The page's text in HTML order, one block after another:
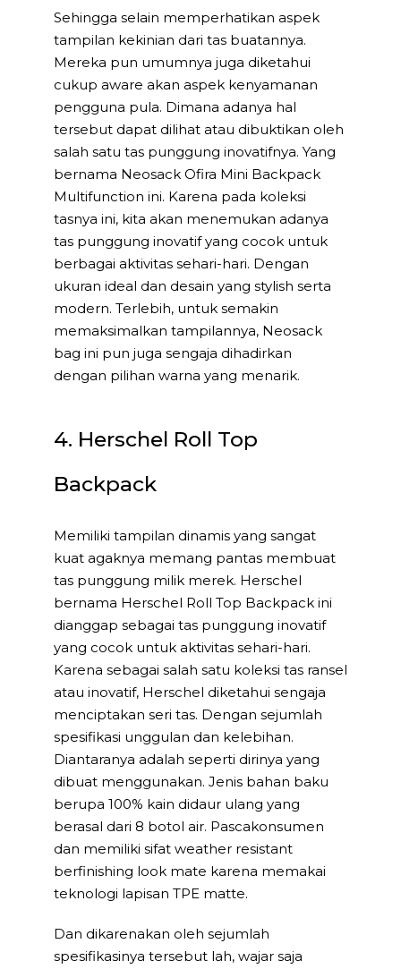
Sehingga selain memperhatikan aspek
tampilan kekinian dari tas buatannya.
Mereka pun umumnya juga diketahui
cukup aware akan aspek kenyamanan
pengguna pula. Dimana adanya hal
tersebut dapat dilihat atau dibuktikan oleh
salah satu tas punggung inovatifnya. Yang
bernama Neosack Ofira Mini Backpack
Multifunction ini. Karena pada koleksi
tasnya ini, kita akan menemukan adanya
tas punggung inovatif yang cocok untuk
berbagai aktivitas sehari-hari. Dengan
ukuran ideal dan desain yang stylish serta
modern. Terlebih, untuk semakin
memaksimalkan tampilannya, Neosack
bag ini pun juga sengaja dihadirkan
dengan pilihan warna yang menarik.
4. Herschel Roll Top
Backpack
Memiliki tampilan dinamis yang sangat
kuat agaknya memang pantas membuat
tas punggung milik merek. Herschel
bernama Herschel Roll Top Backpack ini
dianggap sebagai tas punggung inovatif
yang cocok untuk aktivitas sehari-hari.
Karena sebagai salah satu koleksi tas ransel
atau inovatif, Herschel diketahui sengaja
menciptakan seri tas. Dengan sejumlah
spesifikasi unggulan dan kelebihan.
Diantaranya adalah seperti dirinya yang
dibuat menggunakan. Jenis bahan baku
berupa 100% kain didaur ulang yang
berasal dari 8 botol air. Pascakonsumen
dan memiliki sifat weather resistant
berfinishing look mate karena memakai
teknologi lapisan TPE matte.
Dan dikarenakan oleh sejumlah
spesifikasinya tersebut lah, wajar saja